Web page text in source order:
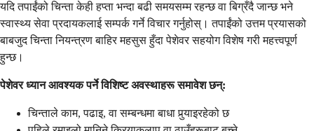
यदि तपाईंको चिन्ता केही हप्ता भन्दा बढी समयसम्म रहन्छ वा बिग्रँदै जान्छ भने
स्वास्थ्य सेवा प्रदायकलाई सम्पर्क गर्ने विचार गर्नुहोस्। तपाईंको उत्तम प्रयासको
बाबजुद चिन्ता नियन्त्रण बाहिर महसुस हुँदा पेशेवर सहयोग विशेष गरी महत्त्वपूर्ण
हुन्छ।
पेशेवर ध्यान आवश्यक पर्ने विशिष्ट अवस्थाहरू समावेश छन्:
चिन्ताले काम, पढाइ, वा सम्बन्धमा बाधा पुर्‍याइरहेको छ